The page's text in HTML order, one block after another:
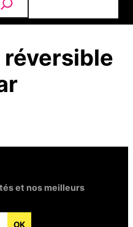
et nos meilleurs